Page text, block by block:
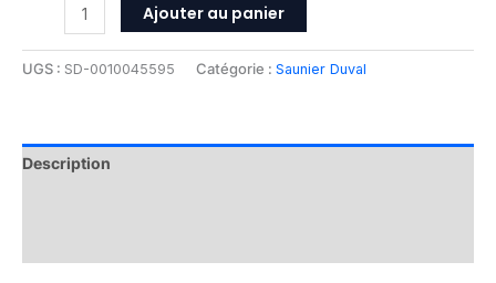
Ajouter au panier
UGS : SD-0010045595 Catégorie : Saunier Duval
Description